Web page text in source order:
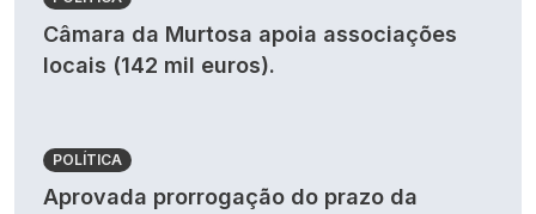
Câmara da Murtosa apoia associações
locais (142 mil euros).
POLÍTICA
Aprovada prorrogação do prazo da